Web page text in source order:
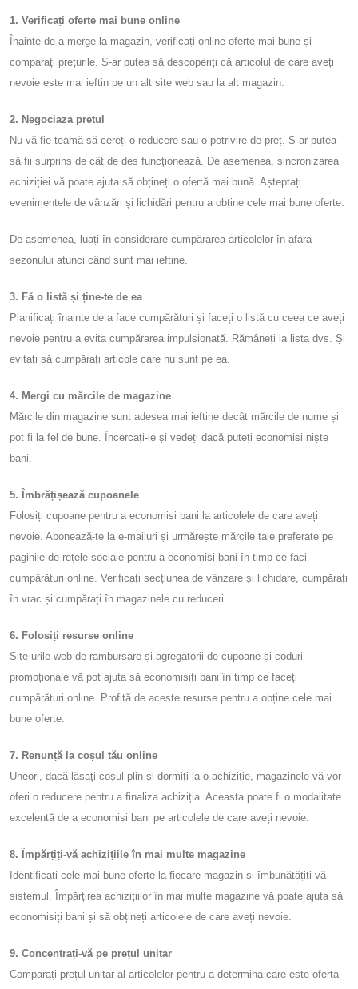
1. Verificați oferte mai bune online
Înainte de a merge la magazin, verificați online oferte mai bune și
comparați prețurile. S-ar putea să descoperiți că articolul de care aveți
nevoie este mai ieftin pe un alt site web sau la alt magazin.
2. Negociaza pretul
Nu vă fie teamă să cereți o reducere sau o potrivire de preț. S-ar putea
să fii surprins de cât de des funcționează. De asemenea, sincronizarea
achiziției vă poate ajuta să obțineți o ofertă mai bună. Așteptați
evenimentele de vânzări și lichidări pentru a obține cele mai bune oferte.
De asemenea, luați în considerare cumpărarea articolelor în afara
sezonului atunci când sunt mai ieftine.
3. Fă o listă și ține-te de ea
Planificați înainte de a face cumpărături și faceți o listă cu ceea ce aveți
nevoie pentru a evita cumpărarea impulsionată. Rămâneți la lista dvs. Și
evitați să cumpărați articole care nu sunt pe ea.
4. Mergi cu mărcile de magazine
Mărcile din magazine sunt adesea mai ieftine decât mărcile de nume și
pot fi la fel de bune. Încercați-le și vedeți dacă puteți economisi niște
bani.
5. Îmbrățișează cupoanele
Folosiți cupoane pentru a economisi bani la articolele de care aveți
nevoie. Abonează-te la e-mailuri și urmărește mărcile tale preferate pe
paginile de rețele sociale pentru a economisi bani în timp ce faci
cumpărături online. Verificați secțiunea de vânzare și lichidare, cumpărați
în vrac și cumpărați în magazinele cu reduceri.
6. Folosiți resurse online
Site-urile web de rambursare și agregatorii de cupoane și coduri
promoționale vă pot ajuta să economisiți bani în timp ce faceți
cumpărături online. Profită de aceste resurse pentru a obține cele mai
bune oferte.
7. Renunță la coșul tău online
Uneori, dacă lăsați coșul plin și dormiți la o achiziție, magazinele vă vor
oferi o reducere pentru a finaliza achiziția. Aceasta poate fi o modalitate
excelentă de a economisi bani pe articolele de care aveți nevoie.
8. Împărțiți-vă achizițiile în mai multe magazine
Identificați cele mai bune oferte la fiecare magazin și îmbunătățiți-vă
sistemul. Împărțirea achizițiilor în mai multe magazine vă poate ajuta să
economisiți bani și să obțineți articolele de care aveți nevoie.
9. Concentrați-vă pe prețul unitar
Comparați prețul unitar al articolelor pentru a determina care este oferta